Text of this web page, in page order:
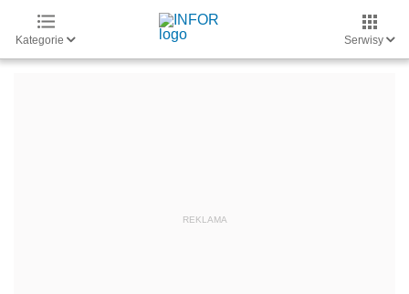
Kategorie Serwisy